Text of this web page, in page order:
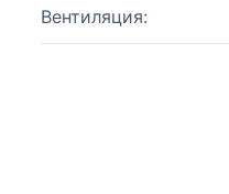
Вентиляция: